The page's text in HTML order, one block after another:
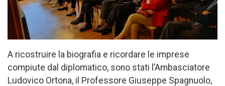
A ricostruire la biografia e ricordare le imprese
compiute dal diplomatico, sono stati l’Ambasciatore
Ludovico Ortona, il Professore Giuseppe Spagnuolo,